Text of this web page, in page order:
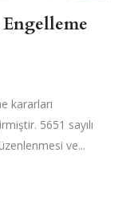
Engelleme
kararları
5651 sayılı
ve...